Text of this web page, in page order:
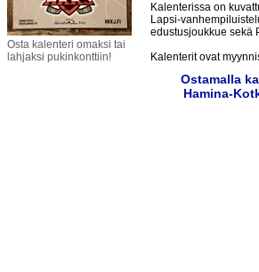
Osta kalenteri omaksi tai
lahjaksi pukinkonttiin!
Kalenterissa on
Lapsi-
edustusjoukkue sekä
Kalenterit ovat
Ostamalla
Hamina-